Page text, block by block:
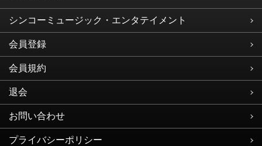
シンコーミュージック・エンタテイメント
会員登録
会員規約
退会
お問い合わせ
プライバシーポリシー